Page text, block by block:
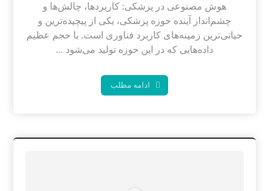
هوش مصنوعی در پزشکی: کاربردها، چالش‌ها و
چشم‌انداز آینده حوزه پزشکی، یکی از پیچیده‌ترین و
حیاتی‌ترین زمینه‌های کاربرد فناوری است. با حجم عظیم
داده‌هایی که در این حوزه تولید می‌شود ...
ادامه مطلب